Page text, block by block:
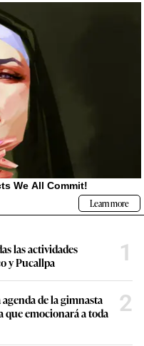
las actividades
y Pucallpa
1
de la gimnasta
que emocionará a toda
2